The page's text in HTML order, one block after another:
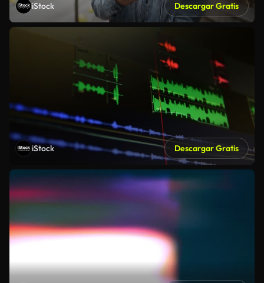
iStock Descargar Gratis
iStock Descargar Gratis